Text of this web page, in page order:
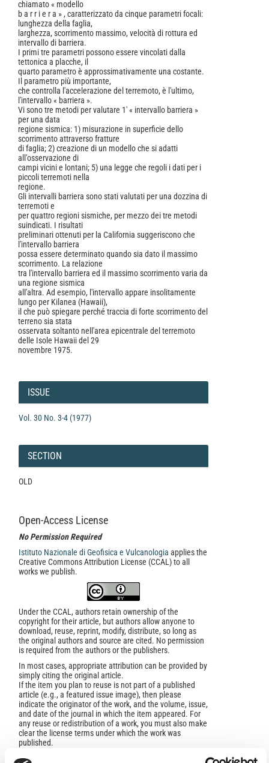
chiamato « modello
b a r r i e r a » , caratterizzato da cinque parametri focali:
lunghezza della faglia,
larghezza, scorrimento massimo, velocità di rottura ed
intervallo di barriera.
I primi tre parametri possono essere vincolati dalla
tettonica a placche, il
quarto parametro è approssimativamente una costante.
Il parametro più importante,
che controlla l'accelerazione del terremoto, è l'ultimo,
l'intervallo « barriera ».
Vi sono tre metodi per valutare 1' « intervallo barriera »
per una data
regione sismica: 1) misurazione in superficie dello
scorrimento attraverso fratture
di faglia; 2) creazione di un modello che si adatti
all'osservazione di
campi vicini e lontani; 5) una legge che regoli i dati per i
piccoli terremoti nella
regione.
Gli intervalli barriera sono stati valutati per una dozzina di
terremoti e
per quattro regioni sismiche, per mezzo dei tre metodi
suindicati. I risultati
preliminari ottenuti per la California suggeriscono che
l'intervallo barriera
possa essere determinato quando sia dato il massimo
scorrimento. La relazione
tra l'intervallo barriera ed il massimo scorrimento varia da
una regione sismica
all'altra. Ad esempio, l'intervallo appare insolitamente
lungo per Kilanea (Hawaii),
il che può spiegare perché traccia di forte scorrimento del
terreno sia stata
osservata soltanto nell'area epicentrale del terremoto
delle Isole Hawaii del 29
novembre 1975.
Article
Details
ISSUE
Vol. 30 No. 3-4 (1977)
SECTION
OLD
Open-Access License
No Permission Required
Istituto Nazionale di Geofisica e Vulcanologia applies the
Creative Commons Attribution License (CCAL) to all
works we publish.
Under the CCAL, authors retain ownership of the
copyright for their article, but authors allow anyone to
download, reuse, reprint, modify, distribute, so long as
the original authors and source are cited. No permission
is required from the authors or the publishers.
In most cases, appropriate attribution can be provided by
simply citing the original article.
If the item you plan to reuse is not part of a published
article (e.g., a featured issue image), then please
indicate the originator of the work, and the volume, issue,
and date of the journal in which the item appeared. For
any reuse or redistribution of a work, you must also make
clear the license terms under which the work was
published.